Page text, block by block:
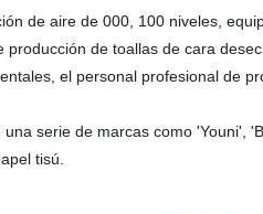
de aire de 000, 100 niveles,
producción de toallas de cara
el personal profesional de
serie de marcas como 'Youni',
tisú.